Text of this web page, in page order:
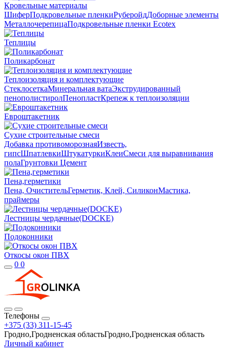
Кровельные материалы
ШиферПодкровельные пленкиРуберойдДоборные элементы
МеталлочерепицаПодкровельные пленки Ecotex
Теплицы
Поликарбонат
Теплоизоляция и комплектующие
СтеклосеткаМинеральная ватаЭкструдированный
пенополистиролПенопластКрепеж к теплоизоляции
Евроштакетник
Сухие строительные смеси
Добавка противоморознаяИзвесть,
гипсШпатлевкиШтукатуркиКлеиСмеси для выравнивания
полаГрунтовки Цемент
Пена,герметики
Пена, ОчистительГерметик, Клей, СиликонМастика,
праймеры
Лестницы чердачные(DOCKE)
Подоконники
Откосы окон ПВХ
0 0
Телефоны
+375 (33) 311-15-45
Гродно,Гродненская областьГродно,Гродненская область
Личный кабинет